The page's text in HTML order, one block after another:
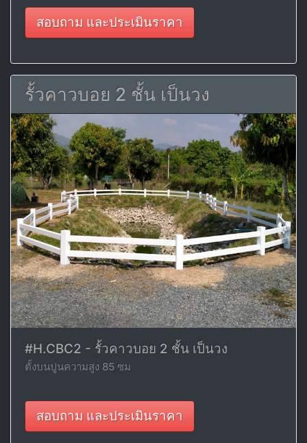
สอบถาม และประเมินราคา
รั้วคาวบอย 2 ชั้น เป็นวง
#H.CBC2 - รั้วคาวบอย 2 ชั้น เป็นวง
ตั้งบนปูนความสูง 85 ซม
สอบถาม และประเมินราคา